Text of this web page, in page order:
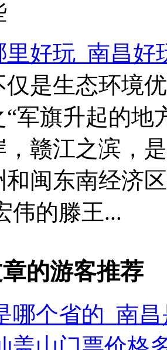
里好玩_南昌好
仅是生态环境
“军旗升起的地
，赣江之滨，
和闽东南经济
伟的滕王...
的游客推荐
哪个省的_南